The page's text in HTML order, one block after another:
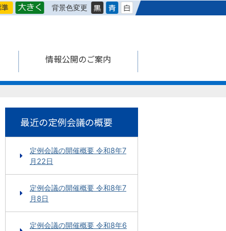
背景色変更
情報公開のご案内
最近の定例会議の概要
定例会議の開催概要 令和8年7
月22日
定例会議の開催概要 令和8年7
月8日
定例会議の開催概要 令和8年6